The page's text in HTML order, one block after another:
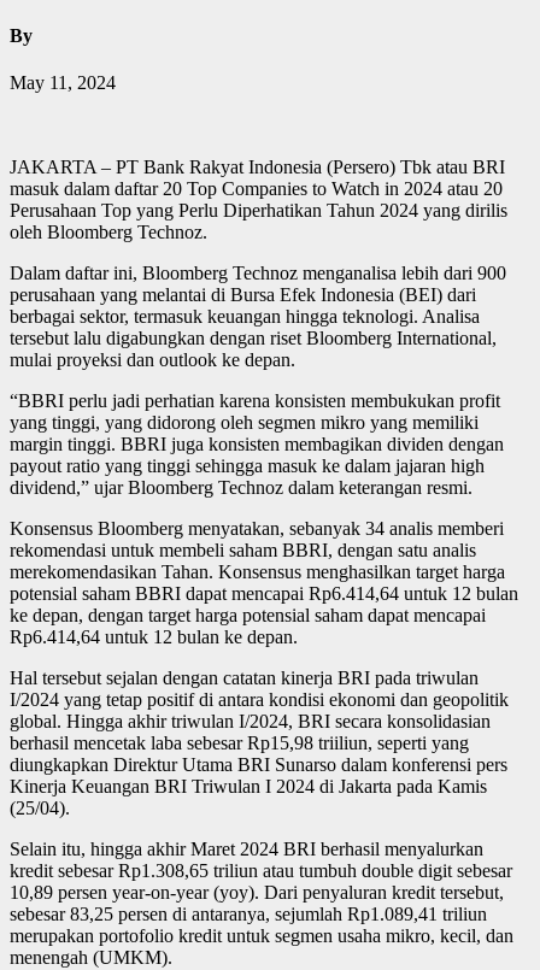
By
May 11, 2024
JAKARTA – PT Bank Rakyat Indonesia (Persero) Tbk atau BRI
masuk dalam daftar 20 Top Companies to Watch in 2024 atau 20
Perusahaan Top yang Perlu Diperhatikan Tahun 2024 yang dirilis
oleh Bloomberg Technoz.
Dalam daftar ini, Bloomberg Technoz menganalisa lebih dari 900
perusahaan yang melantai di Bursa Efek Indonesia (BEI) dari
berbagai sektor, termasuk keuangan hingga teknologi. Analisa
tersebut lalu digabungkan dengan riset Bloomberg International,
mulai proyeksi dan outlook ke depan.
“BBRI perlu jadi perhatian karena konsisten membukukan profit
yang tinggi, yang didorong oleh segmen mikro yang memiliki
margin tinggi. BBRI juga konsisten membagikan dividen dengan
payout ratio yang tinggi sehingga masuk ke dalam jajaran high
dividend,” ujar Bloomberg Technoz dalam keterangan resmi.
Konsensus Bloomberg menyatakan, sebanyak 34 analis memberi
rekomendasi untuk membeli saham BBRI, dengan satu analis
merekomendasikan Tahan. Konsensus menghasilkan target harga
potensial saham BBRI dapat mencapai Rp6.414,64 untuk 12 bulan
ke depan, dengan target harga potensial saham dapat mencapai
Rp6.414,64 untuk 12 bulan ke depan.
Hal tersebut sejalan dengan catatan kinerja BRI pada triwulan
I/2024 yang tetap positif di antara kondisi ekonomi dan geopolitik
global. Hingga akhir triwulan I/2024, BRI secara konsolidasian
berhasil mencetak laba sebesar Rp15,98 triiliun, seperti yang
diungkapkan Direktur Utama BRI Sunarso dalam konferensi pers
Kinerja Keuangan BRI Triwulan I 2024 di Jakarta pada Kamis
(25/04).
Selain itu, hingga akhir Maret 2024 BRI berhasil menyalurkan
kredit sebesar Rp1.308,65 triliun atau tumbuh double digit sebesar
10,89 persen year-on-year (yoy). Dari penyaluran kredit tersebut,
sebesar 83,25 persen di antaranya, sejumlah Rp1.089,41 triliun
merupakan portofolio kredit untuk segmen usaha mikro, kecil, dan
menengah (UMKM).